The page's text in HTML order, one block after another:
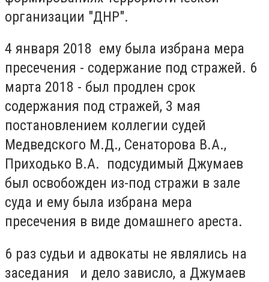
организации "ДНР".
4 января 2018 ему была избрана мера
пресечения - содержание под стражей. 6
марта 2018 - был продлен срок
содержания под стражей, 3 мая
постановлением коллегии судей
Медведского М.Д., Сенаторова В.А.,
Приходько В.А. подсудимый Джумаев
был освобожден из-под стражи в зале
суда и ему была избрана мера
пресечения в виде домашнего ареста.
6 раз судьи и адвокаты не являлись на
заседания и дело зависло, а Джумаев